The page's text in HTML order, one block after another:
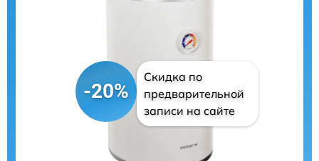
-20%
Скидка по
предварительной
записи на сайте